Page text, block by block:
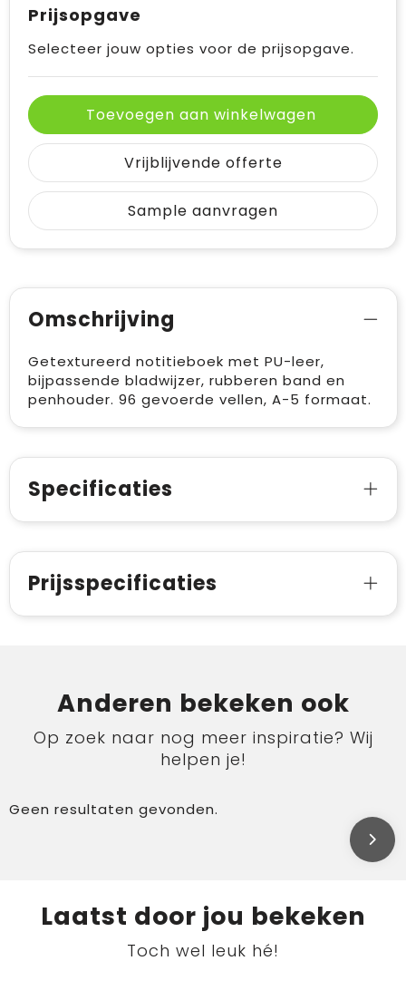
Prijsopgave
Selecteer jouw opties voor de prijsopgave.
Toevoegen aan winkelwagen
Vrijblijvende offerte
Sample aanvragen
Omschrijving
Getextureerd notitieboek met PU-leer,
bijpassende bladwijzer, rubberen band en
penhouder. 96 gevoerde vellen, A-5 formaat.
Specificaties
Prijsspecificaties
Anderen bekeken ook
Op zoek naar nog meer inspiratie? Wij
helpen je!
Geen resultaten gevonden.
Laatst door jou bekeken
Toch wel leuk hé!